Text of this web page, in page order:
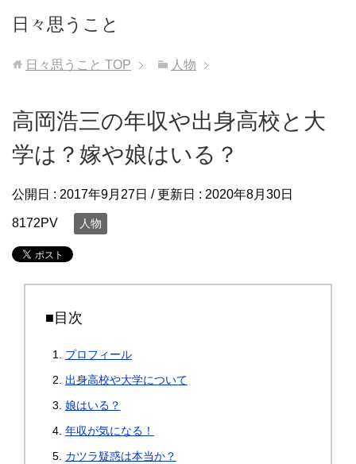
日々思うこと
日々思うこと TOP 人物
高岡浩三の年収や出身高校と大
学は？嫁や娘はいる？
公開日 : 2017年9月27日 / 更新日 : 2020年8月30日
8172PV 人物
■目次
プロフィール
出身高校や大学について
娘はいる？
年収が気になる！
カツラ疑惑は本当か？